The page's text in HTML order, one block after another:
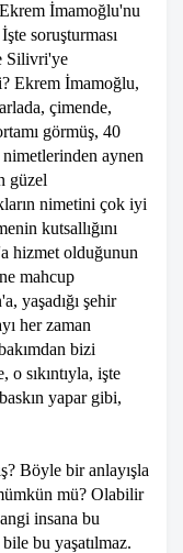
İmamoğlu'nu
soruşturması
Silivri'ye
Ekrem İmamoğlu,
çimende,
görmüş, 40
aynen
güzel
nimetini çok iyi
kutsallığını
hizmet olduğunun
mahcup
yaşadığı şehir
her zaman
bizi
o sıkıntıyla, işte
yapar gibi,
Böyle bir anlayışla
mü? Olabilir
insana bu
bu yaşatılmaz.